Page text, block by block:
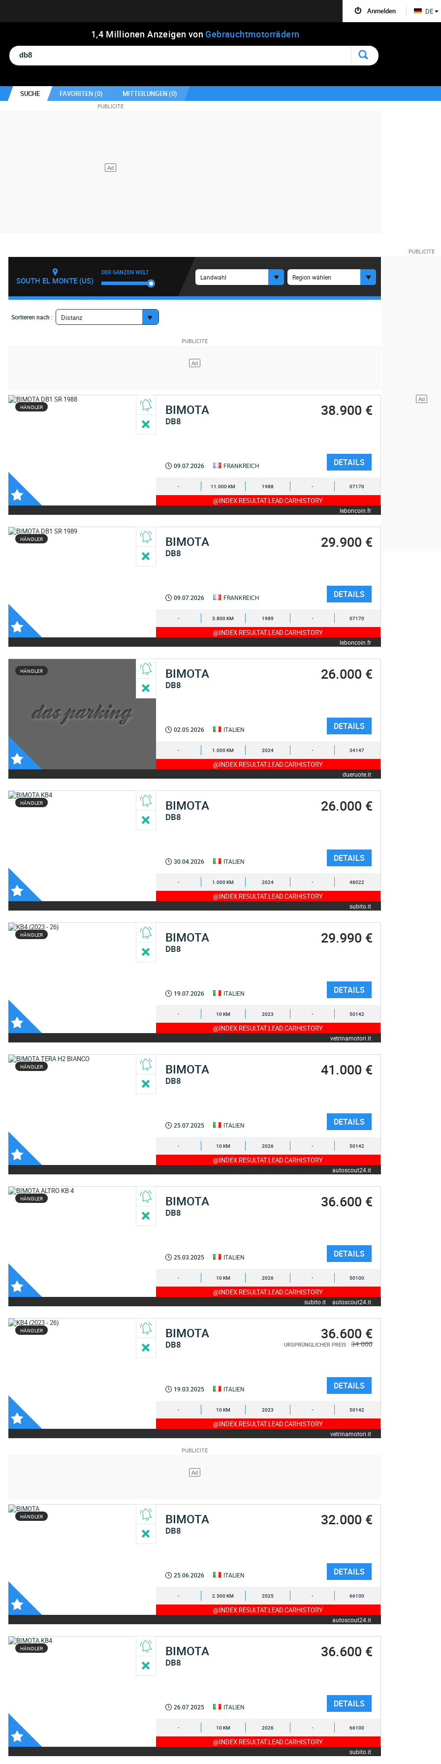
1,4 Millionen Anzeigen von Gebrauchtmotorrädern
SUCHE FAVORITEN (0) MITTEILUNGEN (0)
SOUTH EL MONTE (US)
DER GANZEN WELT
Landwahl Region wählen
Sortieren nach : Distanz
HÄNDLER BIMOTA
DB8
38.900 €
09.07.2026 FRANKREICH DETAILS
- 11.000 KM 1988 - 07170
@INDEX.RESULTAT.LEAD.CARHISTORY
leboncoin.fr
HÄNDLER BIMOTA
DB8
29.900 €
09.07.2026 FRANKREICH DETAILS
- 3.800 KM 1989 - 07170
@INDEX.RESULTAT.LEAD.CARHISTORY
leboncoin.fr
HÄNDLER BIMOTA
DB8
26.000 €
02.05.2026 ITALIEN DETAILS
- 1.000 KM 2024 - 34147
@INDEX.RESULTAT.LEAD.CARHISTORY
dueruote.it
HÄNDLER BIMOTA
DB8
26.000 €
30.04.2026 ITALIEN DETAILS
- 1.000 KM 2024 - 48022
@INDEX.RESULTAT.LEAD.CARHISTORY
subito.it
HÄNDLER BIMOTA
DB8
29.990 €
19.07.2026 ITALIEN DETAILS
- 10 KM 2023 - 50142
@INDEX.RESULTAT.LEAD.CARHISTORY
vetrinamotori.it
HÄNDLER BIMOTA
DB8
41.000 €
25.07.2025 ITALIEN DETAILS
- 10 KM 2026 - 50142
@INDEX.RESULTAT.LEAD.CARHISTORY
autoscout24.it
HÄNDLER BIMOTA
DB8
36.600 €
25.03.2025 ITALIEN DETAILS
- 10 KM 2026 - 50100
@INDEX.RESULTAT.LEAD.CARHISTORY
subito.it autoscout24.it
HÄNDLER BIMOTA
DB8
36.600 €
URSPRÜNGLICHER PREIS : 34.000
19.03.2025 ITALIEN DETAILS
- 10 KM 2023 - 50142
@INDEX.RESULTAT.LEAD.CARHISTORY
vetrinamotori.it
HÄNDLER BIMOTA
DB8
32.000 €
25.06.2026 ITALIEN DETAILS
- 2.500 KM 2025 - 66100
@INDEX.RESULTAT.LEAD.CARHISTORY
autoscout24.it
HÄNDLER BIMOTA
DB8
36.600 €
26.07.2025 ITALIEN DETAILS
- 10 KM 2026 - 66100
@INDEX.RESULTAT.LEAD.CARHISTORY
subito.it
Anmelden DE